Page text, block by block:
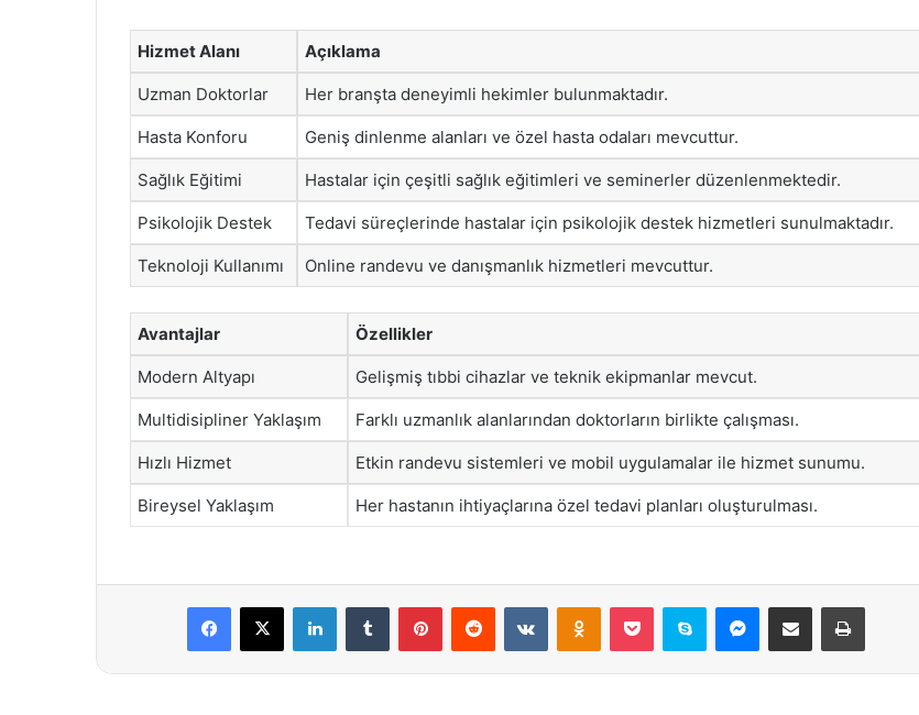
Hizmet Alanı Açıklama
Uzman Doktorlar Her branşta deneyimli hekimler bulunmaktadır.
Hasta Konforu Geniş dinlenme alanları ve özel hasta odaları mevcuttur.
Sağlık Eğitimi Hastalar için çeşitli sağlık eğitimleri ve seminerler düzenlenmektedir.
Psikolojik Destek Tedavi süreçlerinde hastalar için psikolojik destek hizmetleri sunulmaktadır.
Teknoloji Kullanımı Online randevu ve danışmanlık hizmetleri mevcuttur.
Avantajlar Özellikler
Modern Altyapı Gelişmiş tıbbi cihazlar ve teknik ekipmanlar mevcut.
Multidisipliner Yaklaşım Farklı uzmanlık alanlarından doktorların birlikte çalışması.
Hızlı Hizmet Etkin randevu sistemleri ve mobil uygulamalar ile hizmet sunumu.
Bireysel Yaklaşım Her hastanın ihtiyaçlarına özel tedavi planları oluşturulması.
Facebook
X LinkedInTumblr PinterestReddit VKontakteOdnoklassniki
Pocket Skype Messenger
E-Posta ile paylaş Yazdır